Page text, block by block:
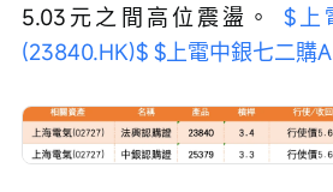
5.03元之間高位震盪。 $上
(23840.HK)$ $上電中銀七二購